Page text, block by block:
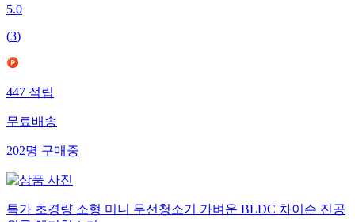
5.0
(3)
447적립
무료배송
202명구매중
특가 초경량 소형 미니 무선청소기 가벼운 BLDC 차이슨 진공